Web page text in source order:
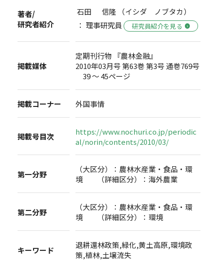
著者/
研究者紹介
石田 信隆 （イシダ ノブタカ）
： 理事研究員
研究員紹介を見る
掲載媒体
定期刊行物 『農林金融』
2010年03月号 第63巻 第3号 通巻769号
39 ～ 45ページ
掲載コーナー 外国事情
掲載号目次
https://www.nochuri.co.jp/periodic
al/norin/contents/2010/03/
第一分野
（大区分）：農林水産業・食品・環
境 （詳細区分）：海外農業
第二分野
（大区分）：農林水産業・食品・環
境 （詳細区分）：環境
キーワード
退耕還林政策,緑化,黄土高原,環境政
策,植林,土壌流失